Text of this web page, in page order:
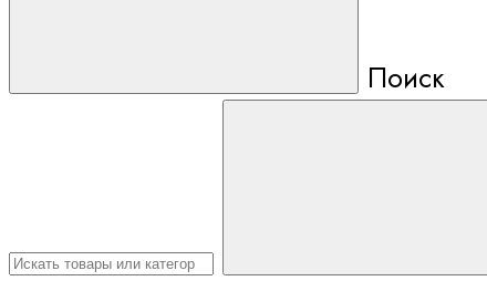
Поиск